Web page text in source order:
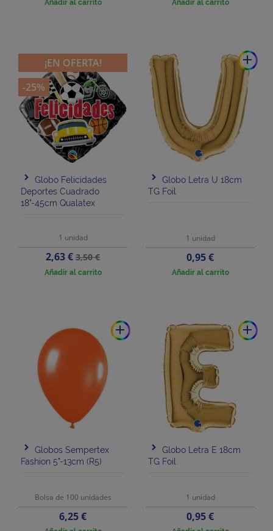
Añadir al carrito Añadir al carrito
Globo Felicidades
Deportes Cuadrado
18"-45cm Qualatex
1 unidad
Precio
2,63 €Precio
base
3,50 €
Añadir al carrito
¡EN OFERTA!
-25%
add
Globo Letra U 18cm
TG Foil
1 unidad
Precio
0,95 €
Añadir al carrito
add
Globos Sempertex
Fashion 5"-13cm (R5)
Bolsa de 100 unidades
Precio
6,25 €
add
Globo Letra E 18cm
TG Foil
1 unidad
Precio
0,95 €